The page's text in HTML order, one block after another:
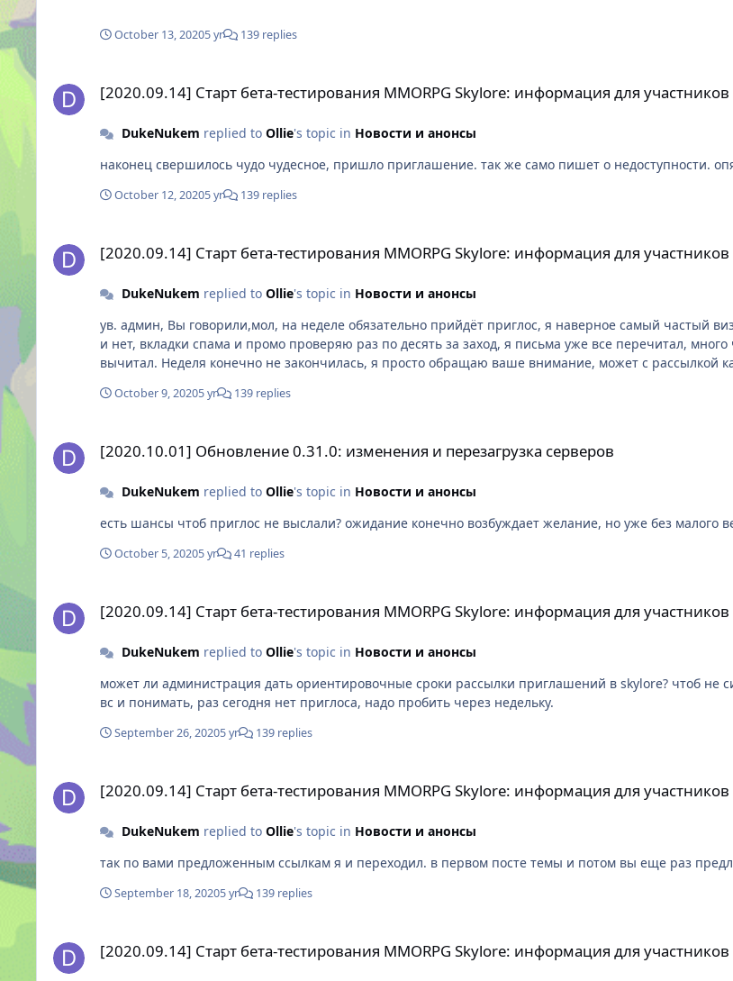
October 13, 20205 yr 139 replies
[2020.09.14] Старт бета-тестирования MMORPG Skylore: информация для участников
DukeNukem replied to Ollie's topic in Новости и анонсы
наконец свершилось чудо чудесное, пришло приглашение. так же само пишет о недоступности.
October 12, 20205 yr 139 replies
[2020.09.14] Старт бета-тестирования MMORPG Skylore: информация для участников
DukeNukem replied to Ollie's topic in Новости и анонсы
ув. админ, Вы говорили,мол, на неделе обязательно прийдёт приглос, я наверное самый частый
и нет, вкладки спама и промо проверяю раз по десять за заход, я письма уже все перечитал,
вычитал. Неделя конечно не закончилась, я просто обращаю ваше внимание, может с рассылкой
October 9, 20205 yr 139 replies
[2020.10.01] Обновление 0.31.0: изменения и перезагрузка серверов
DukeNukem replied to Ollie's topic in Новости и анонсы
есть шансы чтоб приглос не выслали? ожидание конечно возбуждает
October 5, 20205 yr 41 replies
[2020.09.14] Старт бета-тестирования MMORPG Skylore: информация для участников
DukeNukem replied to Ollie's topic in Новости и анонсы
может ли администрация дать ориентировочные сроки рассылки приглашений в skylore? чтоб не
вс и понимать, раз сегодня нет приглоса, надо пробить через недельку.
September 26, 20205 yr 139 replies
[2020.09.14] Старт бета-тестирования MMORPG Skylore: информация для участников
DukeNukem replied to Ollie's topic in Новости и анонсы
так по вами предложенным ссылкам я и переходил. в первом посте темы и потом вы еще раз
September 18, 20205 yr 139 replies
[2020.09.14] Старт бета-тестирования MMORPG Skylore: информация для участников